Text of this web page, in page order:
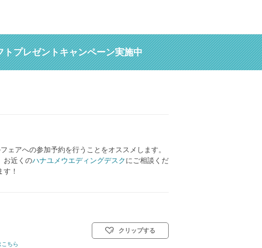
プレゼントキャンペーン実施中
アへの参加予約を行うことをオススメします。
お近くのハナユメウエディングデスクにご相談くだ
！
スタイル: 教会式(キリスト教式)／神前式／人前式／仏前式／和装人前式
こちら
クリップする